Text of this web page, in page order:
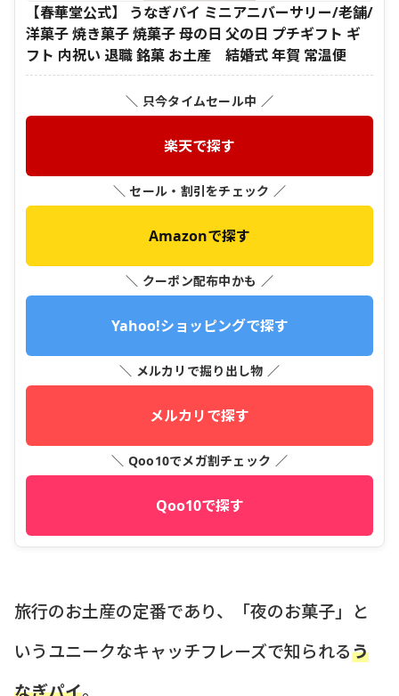
【春華堂公式】 うなぎパイ ミニアニバーサリー/老舗/
洋菓子 焼き菓子 焼菓子 母の日 父の日 プチギフト ギ
フト 内祝い 退職 銘菓 お土産 結婚式 年賀 常温便
＼ 只今タイムセール中 ／
楽天で探す
＼ セール・割引をチェック ／
Amazonで探す
＼ クーポン配布中かも ／
Yahoo!ショッピングで探す
＼ メルカリで掘り出し物 ／
メルカリで探す
＼ Qoo10でメガ割チェック ／
Qoo10で探す
旅行のお土産の定番であり、「夜のお菓子」と
いうユニークなキャッチフレーズで知られるう
なぎパイ。